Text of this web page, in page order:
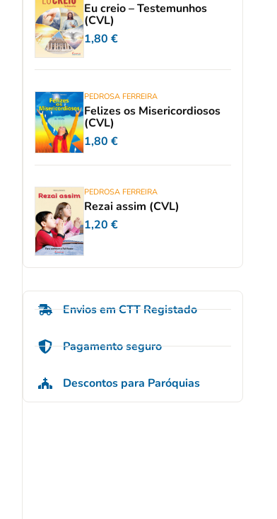
Eu creio – Testemunhos
(CVL)
1,80 €
PEDROSA FERREIRA
Felizes os Misericordiosos
(CVL)
1,80 €
PEDROSA FERREIRA
Rezai assim (CVL)
1,20 €
Envios em CTT Registado
Pagamento seguro
Descontos para Paróquias